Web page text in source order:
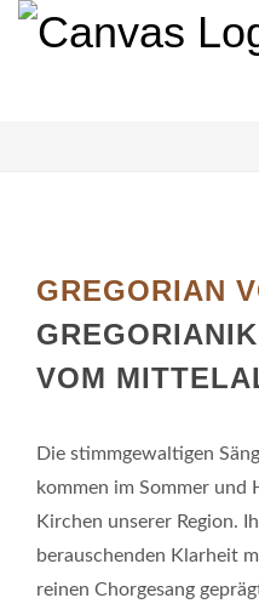
GREGORIAN
VOM
Die stimmgewaltigen
kommen im Sommer und
Kirchen unserer Region.
berauschenden Klarheit
reinen Chorgesang